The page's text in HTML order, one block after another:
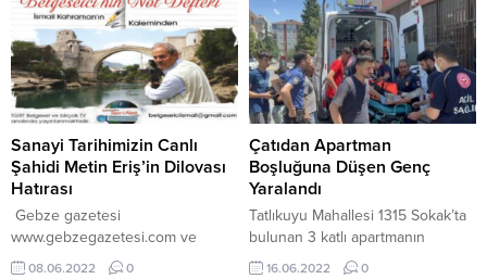
HAFTANIN SONUÇLARI Kocaeli
Yenişehirspor 0 -3 Taşköprü Birlik
Spor Şirintepe
G.B.Spor 0 – 3 Körfez
G.B Spor (Mazeretli Hükmen)
Derince G.B.Spor 1 –
0 İzmit Yahya Kaptan Spor
B...
sürdürdüğü Ar-Ge işbirliği ilk
meyvesini verdi. Yapılan
çalışmalar sonucunda, evlerden
okullara kadar her türlü kapalı
mekanda topraksız olarak ve gün
ışığına ihtiyaç duymadan birçok
farklı gıda bitkisinin hızlı, sağlıklı...
Sanayi Tarihimizin Canlı
Şahidi Metin Eriş’in Dilovası
Hatırası
Gebze gazetesi
www.gebzegazetesi.com ve
gazete Gebze ile
08.06.2022 0
Çatıdan Apartman
Boşluğuna Düşen Genç
Yaralandı
Tatlıkuyu Mahallesi 1315 Sokak’ta
bulunan 3 katlı apartmanın
çatısında tadilat yaptığı belirtilen
16.06.2022 0